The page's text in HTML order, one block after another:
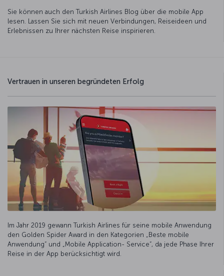
Sie können auch den Turkish Airlines Blog über die mobile App
lesen. Lassen Sie sich mit neuen Verbindungen, Reiseideen und
Erlebnissen zu Ihrer nächsten Reise inspirieren.
Vertrauen in unseren begründeten Erfolg
Im Jahr 2019 gewann Turkish Airlines für seine mobile Anwendung
den Golden Spider Award in den Kategorien „Beste mobile
Anwendung“ und „Mobile Application- Service“, da jede Phase Ihrer
Reise in der App berücksichtigt wird.